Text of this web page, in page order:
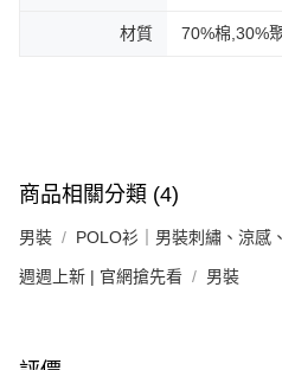
材質 70%棉,30%
商品相關分類 (4)
男裝 POLO衫｜男裝刺繡、涼感
週週上新 | 官網搶先看 男裝